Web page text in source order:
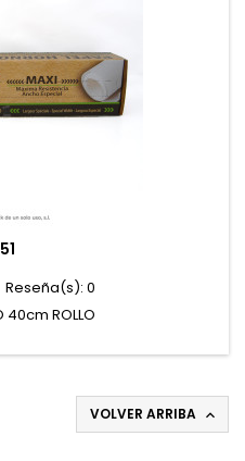
Reseña(s): 0
40cm ROLLO
VOLVER ARRIBA 